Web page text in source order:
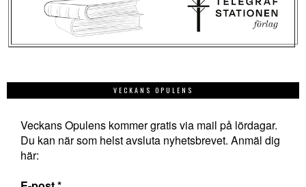
VECKANS OPULENS
Veckans Opulens kommer gratis via mail på lördagar.
Du kan när som helst avsluta nyhetsbrevet. Anmäl dig
här: